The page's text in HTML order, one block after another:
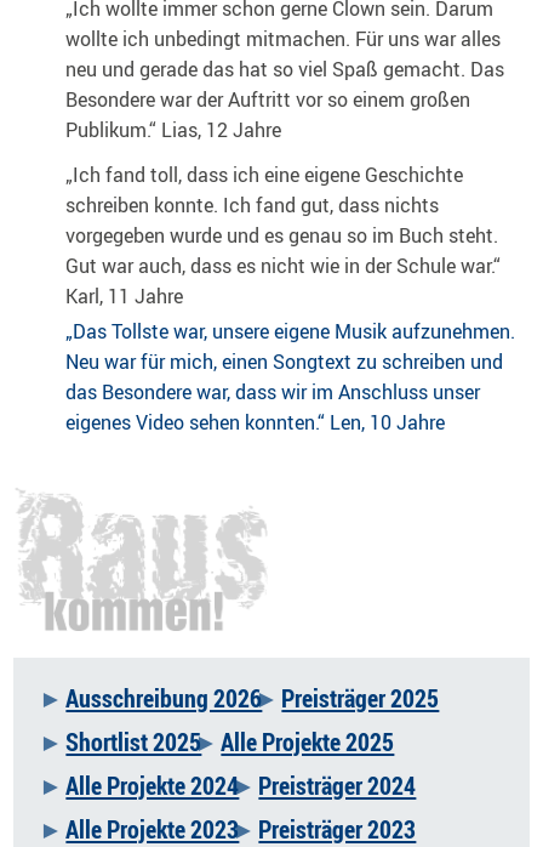
„Ich wollte immer schon gerne Clown sein. Darum
wollte ich unbedingt mitmachen. Für uns war alles
neu und gerade das hat so viel Spaß gemacht. Das
Besondere war der Auftritt vor so einem großen
Publikum.“ Lias, 12 Jahre
„Ich fand toll, dass ich eine eigene Geschichte
schreiben konnte. Ich fand gut, dass nichts
vorgegeben wurde und es genau so im Buch steht.
Gut war auch, dass es nicht wie in der Schule war.“
Karl, 11 Jahre
„Das Tollste war, unsere eigene Musik aufzunehmen.
Neu war für mich, einen Songtext zu schreiben und
das Besondere war, dass wir im Anschluss unser
eigenes Video sehen konnten.“ Len, 10 Jahre
Navigation
überspringen
Ausschreibung 2026
Preisträger 2025
Shortlist 2025 Alle Projekte 2025
Alle Projekte 2024
Preisträger 2024
Alle Projekte 2023
Preisträger 2023